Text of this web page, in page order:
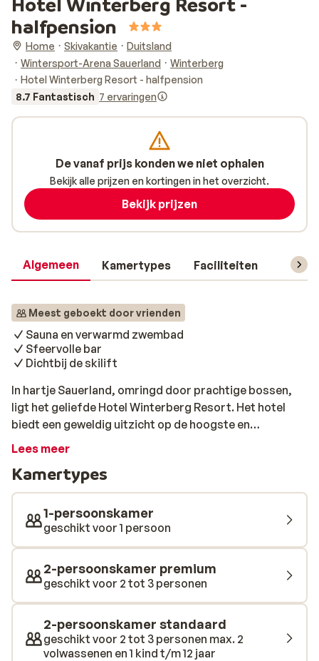
halfpension
Home Skivakantie
Duitsland
Wintersport-Arena Sauerland
Winterberg
Hotel Winterberg Resort - halfpension
8.7 Fantastisch 7 ervaringen
Algemeen Kamertypes Faciliteiten
Meest geboekt door vrienden
Sauna en verwarmd zwembad
Sfeervolle bar
Dichtbij de skilift
In hartje Sauerland, omringd door prachtige bossen,
ligt het geliefde Hotel Winterberg Resort. Het hotel
biedt een geweldig uitzicht op de hoogste en
bekendste berg van het Sauerland: ‘de Kahler Asten’ en
centrum van het uitgestrekte skigebied van Winterberg
brengen. Na een mooie dag skiën warm je weer
helemaal op in de sauna of trek je nog wat
ontspannende baantjes in het verwarmde zwembad
met uitzicht op de besneeuwde omgeving. Zin in nog
meer ontspanning? In het sfeervolle wellness center
worden geweldige beautybehandelingen en massages
aangeboden. Bob’s bar: de populaire hotel bar is een
genieten bij het knisperende haardvuur van een
heerlijke huisgemaakte cocktail.
Lees meer
Kamertypes
1-persoonskamer
geschikt voor 1 persoon
2-persoonskamer premium
geschikt voor 2 tot 3 personen
2-persoonskamer standaard
geschikt voor 2 tot 3 personen max. 2
volwassenen en 1 kind t/m 12 jaar
De vanaf prijs konden we niet ophalen
Bekijk alle prijzen en kortingen in het overzicht.
Bekijk prijzen